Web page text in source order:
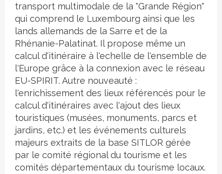
transport multimodale de la "Grande Région"
qui comprend le Luxembourg ainsi que les
lands allemands de la Sarre et de la
Rhénanie-Palatinat. Il propose même un
calcul d'itinéraire à l'echelle de l'ensemble de
l'Europe grâce à la connexion avec le réseau
EU-SPIRIT. Autre nouveauté :
l'enrichissement des lieux référencés pour le
calcul d'itinéraires avec l'ajout des lieux
touristiques (musées, monuments, parcs et
jardins, etc.) et les événements culturels
majeurs extraits de la base SITLOR gérée
par le comité régional du tourisme et les
comités départementaux du tourisme locaux.